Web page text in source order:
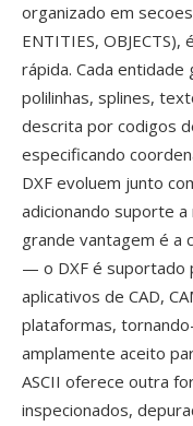
organizado em secoes
ENTITIES,
rápida. Cada
polilinhas, splines,
descrita por codigos
especificando
DXF evoluem junto
adicionando suporte a
grande vantagem é a
— o DXF é suportado
aplicativos de CAD,
plataformas,
amplamente aceito
ASCII oferece outra
inspecionados,